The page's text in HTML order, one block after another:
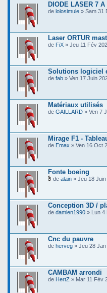
DIODE LASER 7
de lolosimule » Sam 31
Laser ORTUR
de FiX » Jeu 11 Fév
Solutions logiciel
de fab » Ven 17 Juin
Matériaux utilisés
de GAILLARD » Ven 7
Mirage F1 -
de Emax » Ven 16 Oct
Fonte boeing
de alain » Jeu 18
Conception 3D /
de damien1990 » Lun 4
Cnc du pauvre
de herveg » Jeu 28
CAMBAM arrondi
de HertZ » Mar 11 Fév